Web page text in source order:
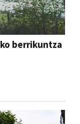
berrikuntza